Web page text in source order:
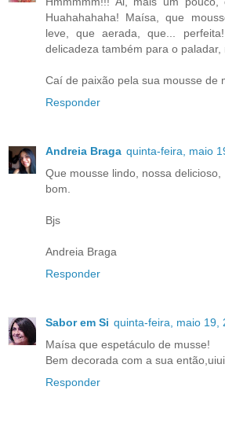
Huahahahaha! Maísa, que
leve, que aerada, que...
delicadeza também para o paladar,
Caí de paixão pela sua mousse de
Responder
Andreia Braga quinta-feira, maio
Que mousse lindo, nossa
bom.
Bjs
Andreia Braga
Responder
Sabor em Si quinta-feira, maio 19,
Maísa que espetáculo de musse!
Bem decorada com a sua
Responder